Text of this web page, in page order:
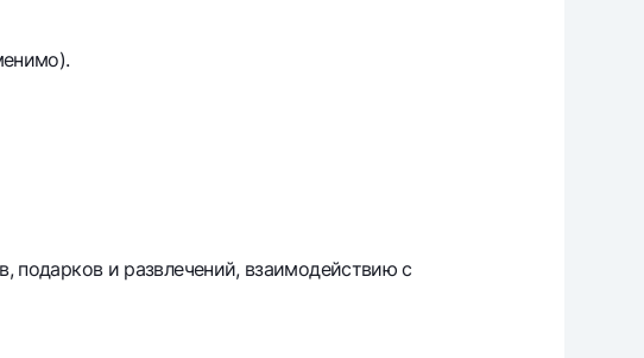
подарков и развлечений, взаимодействию с